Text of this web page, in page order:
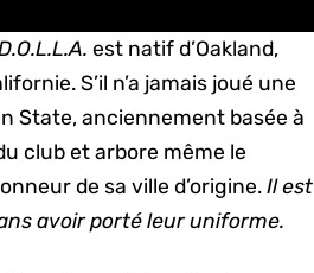
est natif d’Oakland,
S’il n’a jamais joué une
State, anciennement basée à
club et arbore même le
de sa ville d’origine.Il est
avoir porté leur uniforme.